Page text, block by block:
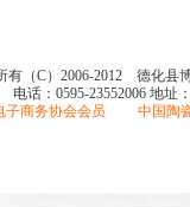
有（C）2006-2012 德化县
电话：0595-23552006 地址
子商务协会会员 中国陶